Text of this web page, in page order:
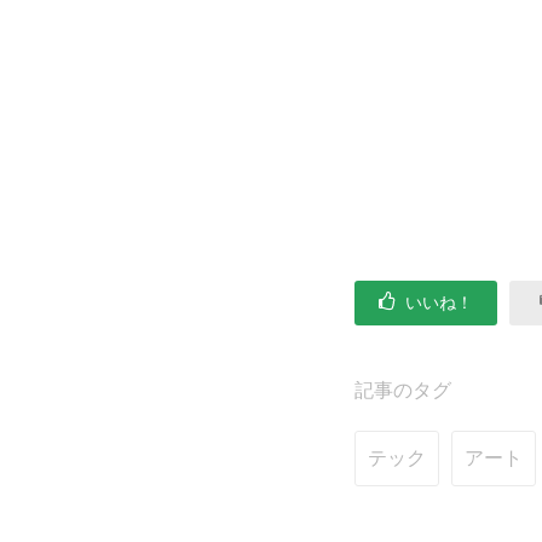
いいね！
記事のタグ
テック アート